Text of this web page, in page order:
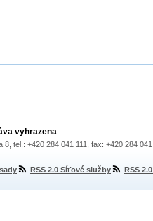
vyhrazena
8, tel.: +420 284 041 111, fax: +420 284
RSS 2.0 Síťové služby RSS